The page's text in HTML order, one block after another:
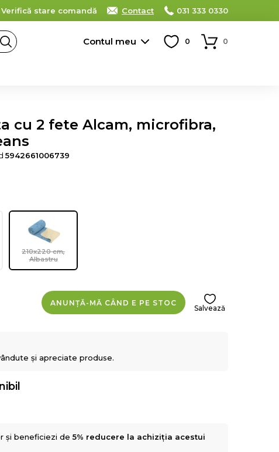
Verifică stare comandă Contact 031 333 0330
Contul meu 0 0
cu 2 fete Alcam, microfibra,
5942661006739
210x220 cm,
Albastru
ANUNȚĂ-MĂ CÂND E PE STOC
Salvează
și apreciate produse.
și beneficiezi de5% reducere la achiziția acestui